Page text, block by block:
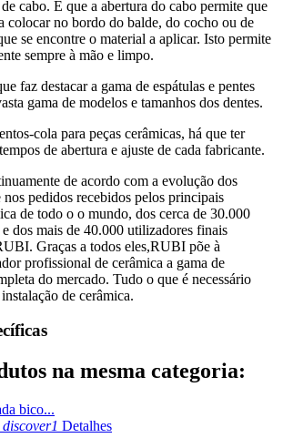
cabo. É que a abertura do cabo permite que
colocar no bordo do balde, do cocho ou de
se encontre o material a aplicar. Isto permite
sempre à mão e limpo.
faz destacar a gama de espátulas e pentes
gama de modelos e tamanhos dos dentes.
cola para peças cerâmicas, há que ter
de abertura e ajuste de cada fabricante.
de acordo com a evolução dos
nos pedidos recebidos pelos principais
de todo o o mundo, dos cerca de 30.000
dos mais de 40.000 utilizadores finais
Graças a todos eles,RUBI põe à
profissional de cerâmica a gama de
do mercado. Tudo o que é necessário
de cerâmica.
na mesma categoria:
discover1 Detalhes